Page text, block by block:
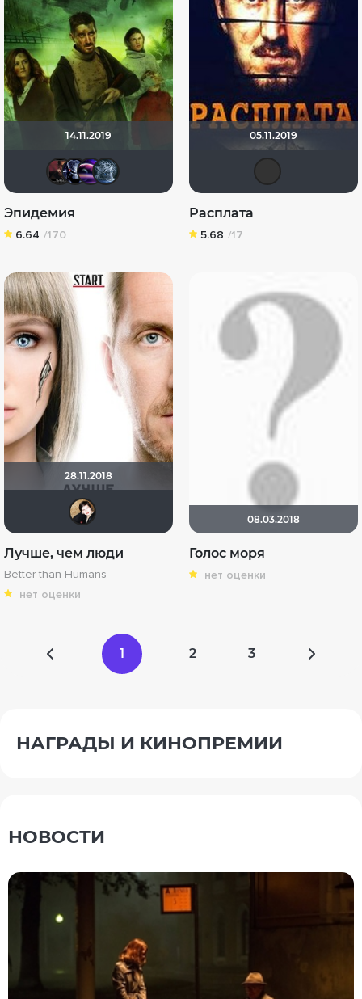
14.11.2019
Эпидемия
6.64 /170
05.11.2019
Расплата
5.68 /17
28.11.2018
NatellaVB
Лучше, чем люди
Better than Humans
нет оценки
08.03.2018
Голос моря
нет оценки
1 2 3
НАГРАДЫ И КИНОПРЕМИИ
НОВОСТИ